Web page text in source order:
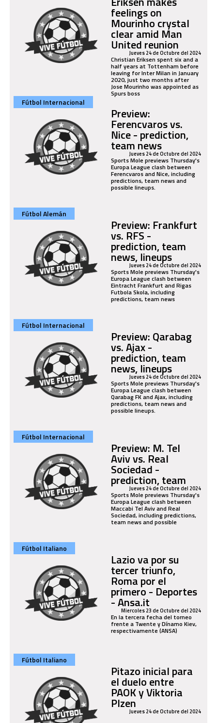
feelings on
Mourinho crystal
clear amid Man
United reunion
Jueves 24 de Octubre del 2024
Christian Eriksen spent six and a
half years at Tottenham before
leaving for Inter Milan in January
2020, just two months after
Jose Mourinho was appointed as
Spurs boss
Fútbol Internacional
Preview:
Ferencvaros vs.
Nice - prediction,
team news
Jueves 24 de Octubre del 2024
Sports Mole previews Thursday's
Europa League clash between
Ferencvaros and Nice, including
predictions, team news and
possible lineups.
Fútbol Alemán
Preview: Frankfurt
vs. RFS -
prediction, team
news, lineups
Jueves 24 de Octubre del 2024
Sports Mole previews Thursday's
Europa League clash between
Eintracht Frankfurt and Rigas
Futbola Skola, including
predictions, team news
Fútbol Internacional
Preview: Qarabag
vs. Ajax -
prediction, team
news, lineups
Jueves 24 de Octubre del 2024
Sports Mole previews Thursday's
Europa League clash between
Qarabag FK and Ajax, including
predictions, team news and
possible lineups.
Fútbol Internacional
Preview: M. Tel
Aviv vs. Real
Sociedad -
prediction, team
Jueves 24 de Octubre del 2024
Sports Mole previews Thursday's
Europa League clash between
Maccabi Tel Aviv and Real
Sociedad, including predictions,
team news and possible
Fútbol Italiano
Lazio va por su
tercer triunfo,
Roma por el
primero - Deportes
- Ansa.it
Miercoles 23 de Octubre del 2024
En la tercera fecha del torneo
frente a Twente y Dínamo Kiev,
respectivamente (ANSA)
Fútbol Italiano
Pitazo inicial para
el duelo entre
PAOK y Viktoria
PlzenJueves 24 de Octubre del 2024